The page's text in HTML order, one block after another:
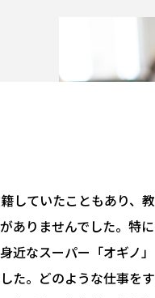
していたこともあり、教
ありませんでした。特に
近なスーパー「オギノ」
た。どのような仕事をす